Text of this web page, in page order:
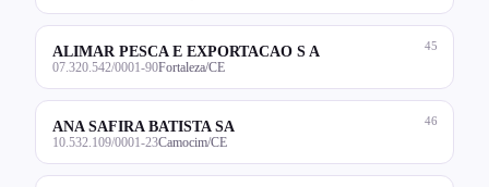
45
ALIMAR PESCA E EXPORTACAO S A
07.320.542/0001-90Fortaleza/CE
46
ANA SAFIRA BATISTA SA
10.532.109/0001-23Camocim/CE